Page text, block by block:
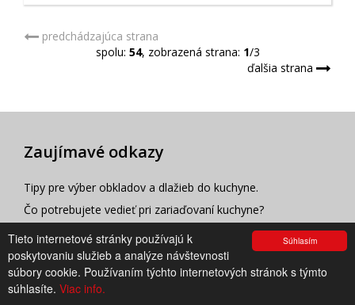
Súhlasím
Tieto internetové stránky používajú k
poskytovaniu služieb a analýze návštevnosti
súbory cookie. Používaním týchto internetových stránok s týmto
súhlasíte. Viac info.
predchádzajúca strana
spolu: 54, zobrazená strana: 1/3
ďalšia strana
Zaujímavé odkazy
Tipy pre výber obkladov a dlažieb do kuchyne.
Čo potrebujete vedieť pri zariaďovaní kuchyne?
1000 a 1 kuchyňa. Inšpirácie od najznámejších svetových
vyrobcov.
Viete ako správne navrhnúť osvetlenie kuchyne?
Ako odľahčiť a zútulniť jedáleň? Využite svetlo!